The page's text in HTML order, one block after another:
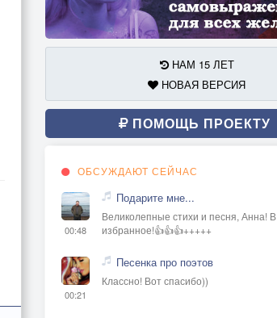
НАМ 15 ЛЕТ
НОВАЯ ВЕРСИЯ
ПОМОЩЬ ПРОЕКТУ
ОБСУЖДАЮТ СЕЙЧАС
00:48
Подарите мне...
Великолепные стихи и песня, Анна! В
избранное!👍👍👍+++++
00:21
Песенка про поэтов
Классно! Вот спасибо))